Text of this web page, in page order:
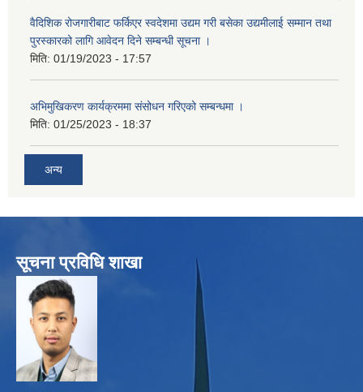
वैदिशिक रोजगारीबाट फर्किएर स्वदेशमा उद्यम गरी बसेका उद्यमीलाई सम्मान तथा
पुरस्कारको लागि आवेदन दिने सम्बन्धी सूचना ।
मिति: 01/19/2023 - 17:57
अभिमुखिकरण कार्यक्रममा संसोधन गरिएको सम्बन्धमा ।
मिति: 01/25/2023 - 18:37
अन्य
सूचना प्रविधि शाखा